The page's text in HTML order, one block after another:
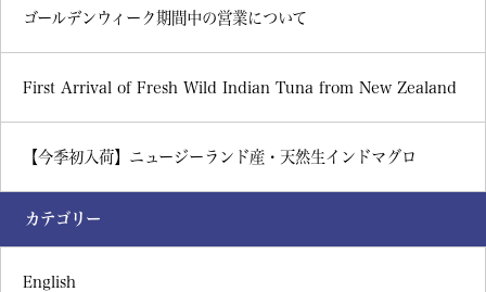
ゴールデンウィーク期間中の営業について
First Arrival of Fresh Wild Indian Tuna from New Zealand
【今季初入荷】ニュージーランド産・天然生インドマグロ
カテゴリー
English